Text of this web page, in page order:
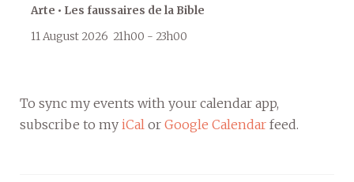
Arte • Les faussaires de la Bible
11 August 2026 21h00 - 23h00
To sync my events with your calendar app,
subscribe to my iCal or Google Calendar feed.